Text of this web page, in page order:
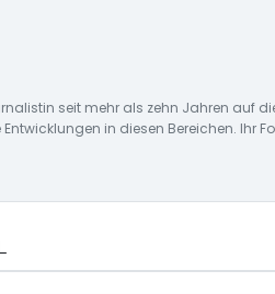
seit mehr als zehn Jahren auf
in diesen Bereichen. Ihr